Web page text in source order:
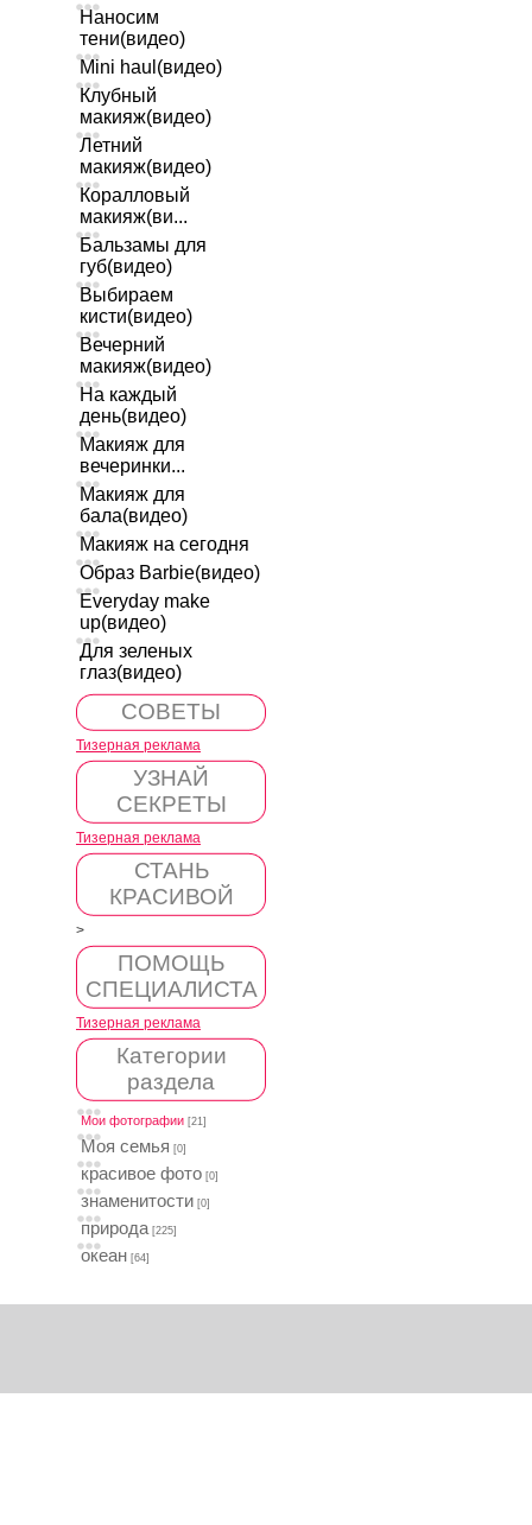
Наносим
тени(видео)
Mini haul(видео)
Клубный
макияж(видео)
Летний
макияж(видео)
Коралловый
макияж(ви...
Бальзамы для
губ(видео)
Выбираем
кисти(видео)
Вечерний
макияж(видео)
На каждый
день(видео)
Макияж для
вечеринки...
Макияж для
бала(видео)
Макияж на сегодня
Образ Barbie(видео)
Everyday make
up(видео)
Для зеленых
глаз(видео)
СОВЕТЫ
Тизерная реклама
УЗНАЙ
СЕКРЕТЫ
Тизерная реклама
СТАНЬ
КРАСИВОЙ
>
ПОМОЩЬ
СПЕЦИАЛИСТА
Тизерная реклама
Категории
раздела
Мои фотографии [21]
Моя семья [0]
красивое фото [0]
знаменитости [0]
природа [225]
океан [64]